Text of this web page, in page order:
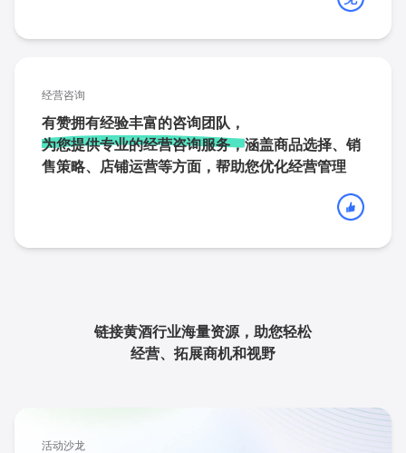
经营咨询
有赞拥有经验丰富的咨询团队，
为您提供专业的经营咨询服务，涵盖商品选择、销
售策略、店铺运营等方面，帮助您优化经营管理
链接黄酒行业海量资源，助您轻松
经营、拓展商机和视野
活动沙龙